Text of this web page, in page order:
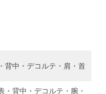
背中・デコルテ・肩・首
・背中・デコルテ・腕・